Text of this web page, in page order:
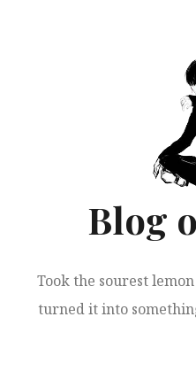
Blog
Took the sourest
turned it into